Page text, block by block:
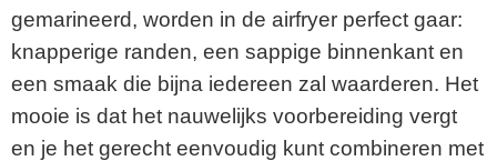
gemarineerd, worden in de airfryer perfect gaar:
knapperige randen, een sappige binnenkant en
een smaak die bijna iedereen zal waarderen. Het
mooie is dat het nauwelijks voorbereiding vergt
en je het gerecht eenvoudig kunt combineren met